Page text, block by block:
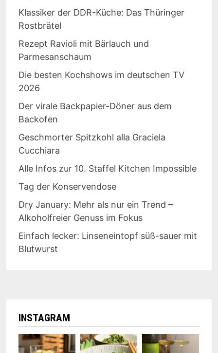
Klassiker der DDR-Küche: Das Thüringer
Rostbrätel
Rezept Ravioli mit Bärlauch und
Parmesanschaum
Die besten Kochshows im deutschen TV
2026
Der virale Backpapier-Döner aus dem
Backofen
Geschmorter Spitzkohl alla Graciela
Cucchiara
Alle Infos zur 10. Staffel Kitchen Impossible
Tag der Konservendose
Dry January: Mehr als nur ein Trend –
Alkoholfreier Genuss im Fokus
Einfach lecker: Linseneintopf süß-sauer mit
Blutwurst
INSTAGRAM